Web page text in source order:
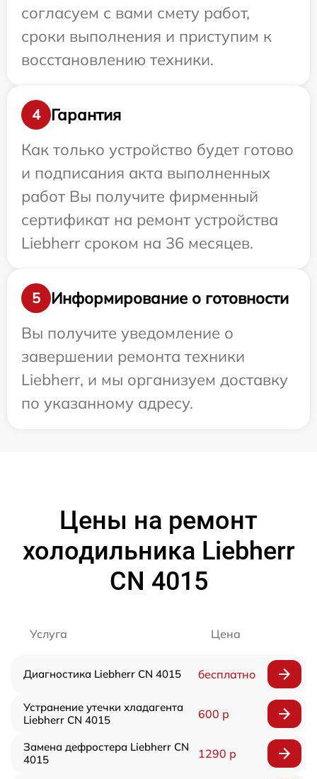
согласуем с вами смету работ,
сроки выполнения и приступим к
восстановлению техники.
4
Гарантия
Как только устройство будет готово
и подписания акта выполненных
работ Вы получите фирменный
сертификат на ремонт устройства
Liebherr сроком на 36 месяцев.
5
Информирование о готовности
Вы получите уведомление о
завершении ремонта техники
Liebherr, и мы организуем доставку
по указанному адресу.
Цены на ремонт
холодильника Liebherr
CN 4015
Услуга Цена
Диагностика Liebherr CN 4015 бесплатно
Устранение утечки хладагента
Liebherr CN 4015
600 р
Замена дефростера Liebherr CN
4015
1290 р